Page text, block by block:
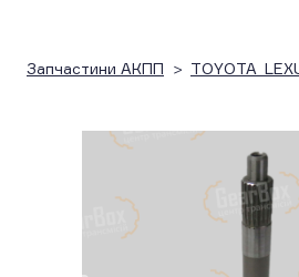
Запчастини АКПП